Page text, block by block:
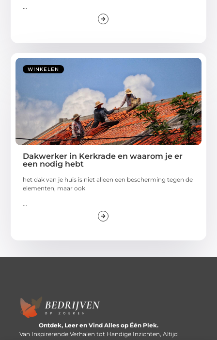
WINKELEN
Dakwerker in Kerkrade en waarom je er
een nodig hebt
het dak van je huis is niet alleen een bescherming tegen de
elementen, maar ook
Ontdek, Leer en Vind Alles op Één Plek.
Van Inspirerende Verhalen tot Handige Inzichten, Altijd